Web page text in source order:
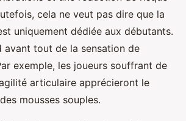
cela ne veut pas dire que la
uniquement dédiée aux débutants.
avant tout de la sensation de
exemple, les joueurs souffrant de
articulaire apprécieront le
mousses souples.